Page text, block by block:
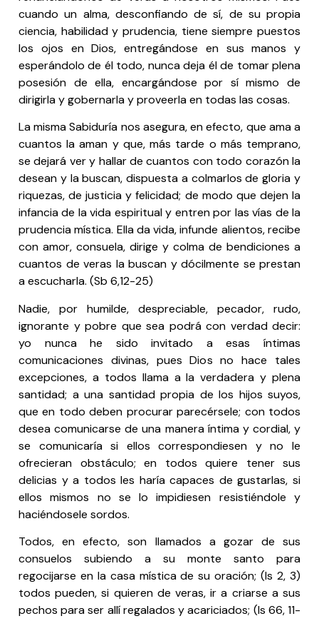
cuando un alma, desconfiando de sí, de su propia
ciencia, habilidad y prudencia, tiene siempre puestos
los ojos en Dios, entregándose en sus manos y
esperándolo de él todo, nunca deja él de tomar plena
posesión de ella, encargándose por sí mismo de
dirigirla y gobernarla y proveerla en todas las cosas.
La misma Sabiduría nos asegura, en efecto, que ama a
cuantos la aman y que, más tarde o más temprano,
se dejará ver y hallar de cuantos con todo corazón la
desean y la buscan, dispuesta a colmarlos de gloria y
riquezas, de justicia y felicidad; de modo que dejen la
infancia de la vida espiritual y entren por las vías de la
prudencia mística. Ella da vida, infunde alientos, recibe
con amor, consuela, dirige y colma de bendiciones a
cuantos de veras la buscan y dócilmente se prestan
a escucharla. (Sb 6,12-25)
Nadie, por humilde, despreciable, pecador, rudo,
ignorante y pobre que sea podrá con verdad decir:
yo nunca he sido invitado a esas íntimas
comunicaciones divinas, pues Dios no hace tales
excepciones, a todos llama a la verdadera y plena
santidad; a una santidad propia de los hijos suyos,
que en todo deben procurar parecérsele; con todos
desea comunicarse de una manera íntima y cordial, y
se comunicaría si ellos correspondiesen y no le
ofrecieran obstáculo; en todos quiere tener sus
delicias y a todos les haría capaces de gustarlas, si
ellos mismos no se lo impidiesen resistiéndole y
haciéndosele sordos.
Todos, en efecto, son llamados a gozar de sus
consuelos subiendo a su monte santo para
regocijarse en la casa mística de su oración; (Is 2, 3)
todos pueden, si quieren de veras, ir a criarse a sus
pechos para ser allí regalados y acariciados; (Is 66, 11-